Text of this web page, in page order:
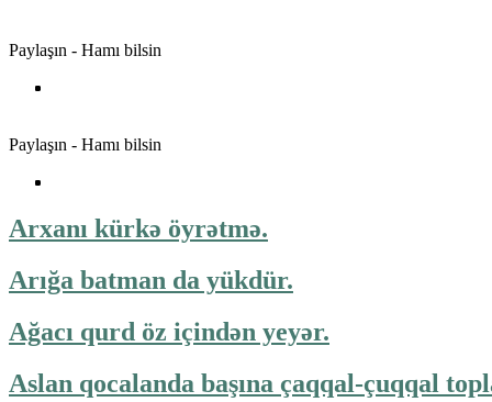
Paylaşın - Hamı bilsin
Paylaşın - Hamı bilsin
Arxanı kürkə öyrətmə.
Arığa batman da yükdür.
Ağacı qurd öz içindən yeyər.
Aslan qocalanda başına çaqqal-çuqqal